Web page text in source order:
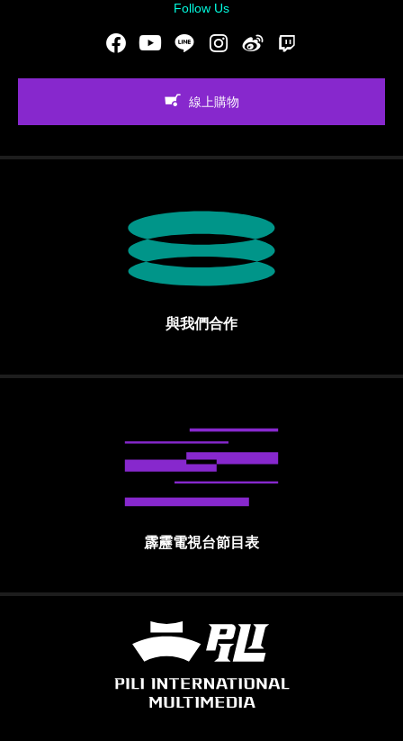
Follow Us
FacebookYoutubeLINE Instgram新浪微博
線上購物
與我們合作
霹靂電視台節目表
霹靂國際多媒體股份有限公司 PILI